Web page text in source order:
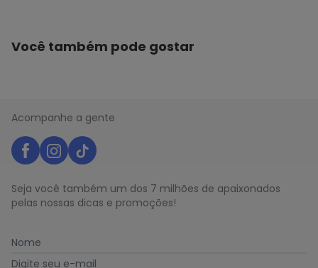
Você também pode gostar
Acompanhe a gente
Seja você também um dos 7 milhões de apaixonados
pelas nossas dicas e promoções!
Nome
Digite seu e-mail